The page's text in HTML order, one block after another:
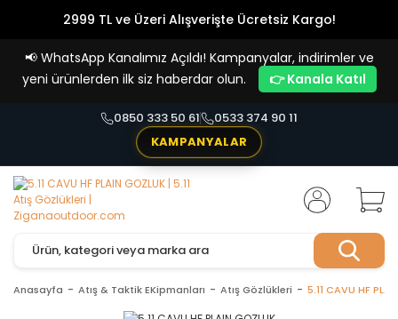
2999 TL ve Üzeri Alışverişte Ücretsiz Kargo!
Vade Farksız 4 Taksit İmkanı!
📢 WhatsApp Kanalımız Açıldı! Kampanyalar, indirimler ve
yeni ürünlerden ilk siz haberdar olun.
👉 Kanala Katıl
0850 333 50 61
0533 374 90 11
KAMPANYALAR
Anasayfa Atış & Taktik EKipmanları Atış Gözlükleri 5.11 CAVU HF